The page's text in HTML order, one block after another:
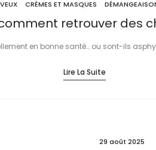
CRÈMES ET MASQUES
retrouver des
en bonne santé… ou sont-ils
Lire La Suite
29 août 2025